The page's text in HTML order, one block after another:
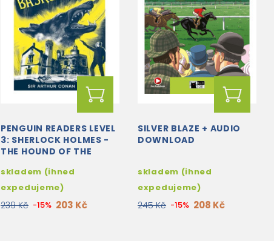
PENGUIN READERS LEVEL
3: SHERLOCK HOLMES -
THE HOUND OF THE
AUDIO AND DIGITAL...
skladem (ihned
expedujeme)
239 Kč -15% 203 Kč
SILVER BLAZE + AUDIO
DOWNLOAD
skladem (ihned
expedujeme)
245 Kč -15% 208 Kč